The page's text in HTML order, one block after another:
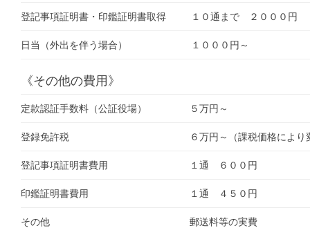
登記事項証明書・印鑑証明書取得 １０通まで ２０００円
日当（外出を伴う場合） １０００円～
《その他の費用》
定款認証手数料（公証役場） ５万円～
登録免許税 ６万円～（課税価格により
登記事項証明書費用 １通 ６００円
印鑑証明書費用 １通 ４５０円
その他 郵送料等の実費